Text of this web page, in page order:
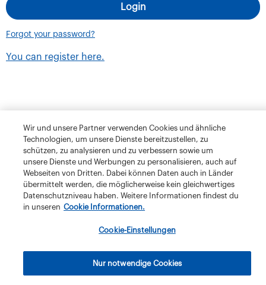
Forgot your password?
You can register here.
Privacy Policy
The Migros Group Legal Notice
Wir und unsere Partner verwenden Cookies und ähnliche
Technologien, um unsere Dienste bereitzustellen, zu
schützen, zu analysieren und zu verbessern sowie um
unsere Dienste und Werbungen zu personalisieren, auch auf
Webseiten von Dritten. Dabei können Daten auch in Länder
übermittelt werden, die möglicherweise kein gleichwertiges
Datenschutzniveau haben. Weitere Informationen findest du
in unseren Cookie Informationen.
Cookie-Einstellungen
Nur notwendige Cookies